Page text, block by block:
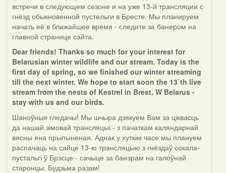
встречи в следующем сезоне и на уже 13-й трансляции с
гнёзд обыкновенной пустельги в Бресте. Мы планируем
начать её в ближайшее время - следите за банером на
главной странице сайта.
Dear friends! Thanks so much for your interest for
Belarusian winter wildlife and our stream. Today is the
first day of spring, so we finished our winter streaming
till the next winter. We hope to start soon the 13`th live
stream from the nests of Kestrel in Brest, W Belarus -
stay with us and our birds.
Шаноўныя гледачы! Мы шчыра дзякуем Вам за ціквасць
да нашай зімовай трансляцыі - з пачаткам каляндарнай
вясны яна прыпыненая. Аднак у хуткім часе мы плануем
распачаць на сайце 13-ю трансляцыю з гнёздаў сокала-
пустальгі ў Брэсце - сачыце за банэрам на галоўнай
старонцы. Будзьма разам!